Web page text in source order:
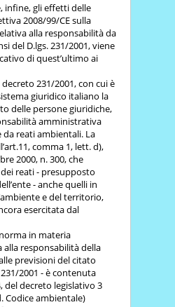
infine, gli effetti delle
2008/99/CE sulla
alla responsabilità da
del D.lgs. 231/2001, viene
di quest’ultimo ai
231/2001, con cui è
giuridico italiano la
delle persone giuridiche,
amministrativa
reati ambientali. La
comma 1, lett. d),
2000, n. 300, che
reati - presupposto
- anche quelli in
e del territorio,
esercitata dal
in materia
responsabilità della
previsioni del citato
2001 - è contenuta
del decreto legislativo 3
Codice ambientale)